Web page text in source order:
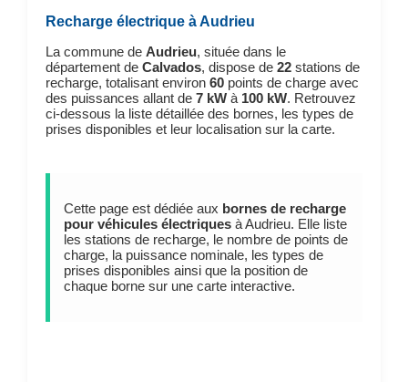
Recharge électrique à Audrieu
La commune de Audrieu, située dans le
département de Calvados, dispose de 22stations de
recharge, totalisant environ 60points de charge avec
des puissances allant de 7 kWà 100 kW. Retrouvez
ci-dessous la liste détaillée des bornes, les types de
prises disponibles et leur localisation sur la carte.
Cette page est dédiée aux bornes de recharge
pour véhicules électriquesà Audrieu. Elle liste
les stations de recharge, le nombre de points de
charge, la puissance nominale, les types de
prises disponibles ainsi que la position de
chaque borne sur une carte interactive.